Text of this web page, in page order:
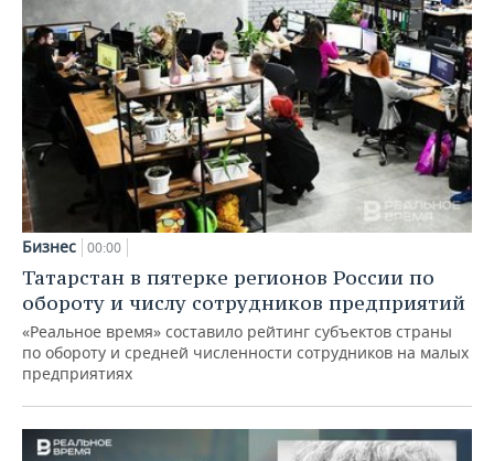
Бизнес 00:00
Татарстан в пятерке регионов России по
обороту и числу сотрудников предприятий
«Реальное время» составило рейтинг субъектов страны
по обороту и средней численности сотрудников на малых
предприятиях